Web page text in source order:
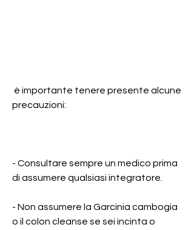
precauzioni:
- Consultare sempre un medico prima
di assumere qualsiasi integratore.
- Non assumere la Garcinia cambogia
o il colon cleanse se sei incinta o